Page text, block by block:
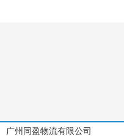
广州同盈物流有限公司